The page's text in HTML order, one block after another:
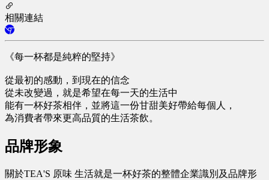
相關連結
《每一杯都是純粹的堅持》
從最初的感動，到現在的信念
從未改變過，就是希望在每一天的生活中
能有一杯好茶相伴，並將這一份甘甜美好帶給每個人，
為消費者帶來更高品質的生活茶飲。
品牌形象
關於TEA'S 原味 生活就是一杯好茶的整體企業識別及品牌形